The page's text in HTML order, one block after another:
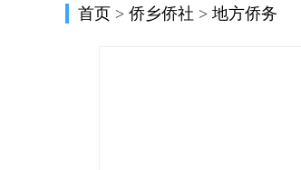
首页 > 侨乡侨社 > 地方侨务